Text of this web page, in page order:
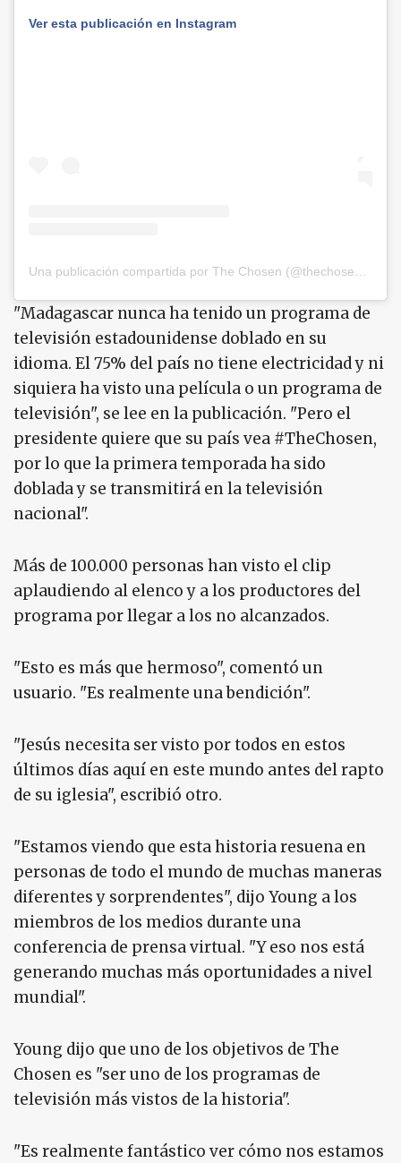
Ver esta publicación en Instagram
Una publicación compartida por The Chosen (@thechosentvseries)
"Madagascar nunca ha tenido un programa de
televisión estadounidense doblado en su
idioma. El 75% del país no tiene electricidad y ni
siquiera ha visto una película o un programa de
televisión", se lee en la publicación. "Pero el
presidente quiere que su país vea #TheChosen,
por lo que la primera temporada ha sido
doblada y se transmitirá en la televisión
nacional".
Más de 100.000 personas han visto el clip
aplaudiendo al elenco y a los productores del
programa por llegar a los no alcanzados.
"Esto es más que hermoso", comentó un
usuario. "Es realmente una bendición".
"Jesús necesita ser visto por todos en estos
últimos días aquí en este mundo antes del rapto
de su iglesia", escribió otro.
"Estamos viendo que esta historia resuena en
personas de todo el mundo de muchas maneras
diferentes y sorprendentes", dijo Young a los
miembros de los medios durante una
conferencia de prensa virtual. "Y eso nos está
generando muchas más oportunidades a nivel
mundial".
Young dijo que uno de los objetivos de The
Chosen es "ser uno de los programas de
televisión más vistos de la historia".
"Es realmente fantástico ver cómo nos estamos